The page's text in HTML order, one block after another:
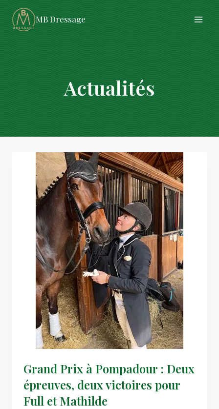
MB Dressage
Actualités
Grand Prix à Pompadour : Deux
épreuves, deux victoires pour
Full et Mathilde